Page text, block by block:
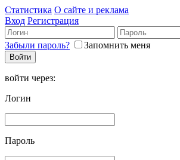
Статистика О сайте и реклама
Вход Регистрация
Забыли пароль? Запомнить меня
войти через:
Логин
Пароль